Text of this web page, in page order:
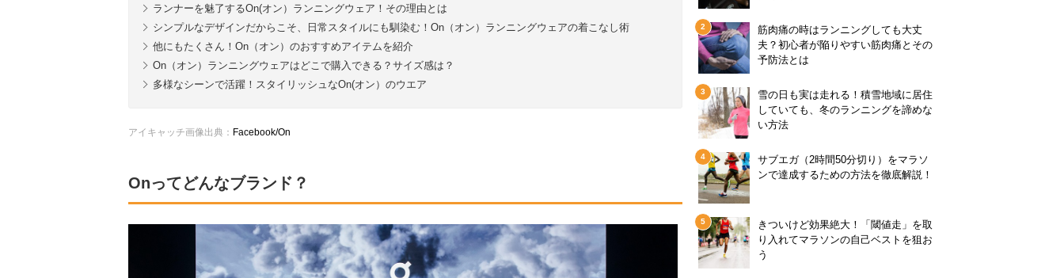
ランナーを魅了するOn(オン）ランニングウェア！その理由とは
シンプルなデザインだからこそ、日常スタイルにも馴染む！On（オン）ランニングウェアの着こなし術
他にもたくさん！On（オン）のおすすめアイテムを紹介
On（オン）ランニングウェアはどこで購入できる？サイズ感は？
多様なシーンで活躍！スタイリッシュなOn(オン）のウエア
アイキャッチ画像出典： Facebook/On
Onってどんなブランド？
筋肉痛の時はランニングしても大丈
夫？初心者が陥りやすい筋肉痛とその
予防法とは
雪の日も実は走れる！積雪地域に居住
していても、冬のランニングを諦めな
い方法
サブエガ（2時間50分切り）をマラソ
ンで達成するための方法を徹底解説！
きついけど効果絶大！「閾値走」を取
り入れてマラソンの自己ベストを狙お
う